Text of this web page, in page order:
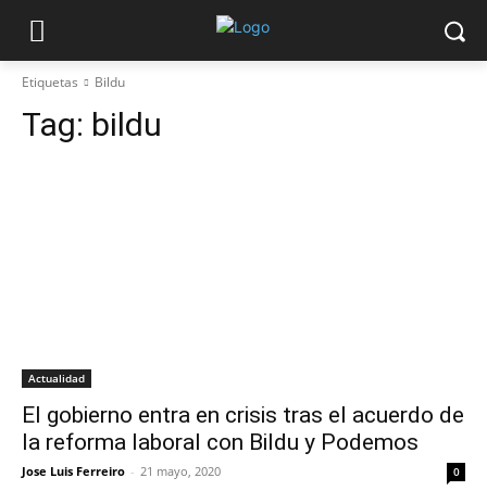
Etiquetas Bildu
Tag: bildu
Actualidad
El gobierno entra en crisis tras el acuerdo de
la reforma laboral con Bildu y Podemos
Jose Luis Ferreiro - 21 mayo, 2020 0